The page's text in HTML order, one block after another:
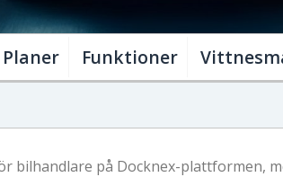
Planer Funktioner
bilhandlare på Docknex-plattformen,